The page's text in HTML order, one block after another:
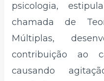
psicologia,
chamada de
Múltiplas,
contribuição ao
causando